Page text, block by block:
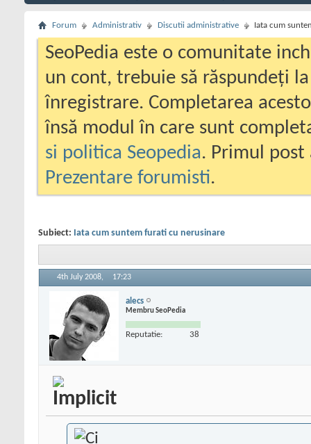
Forum Administrativ Discutii administrative Iata cum
SeoPedia este o comunitate
un cont, trebuie să răspundeți
înregistrare. Completarea
însă modul în care sunt
si politica Seopedia. Primul
Prezentare forumisti.
Subiect: Iata cum suntem furati cu nerusinare
4th July 2008, 17:23
alecs
Membru SeoPedia
Reputatie: 38